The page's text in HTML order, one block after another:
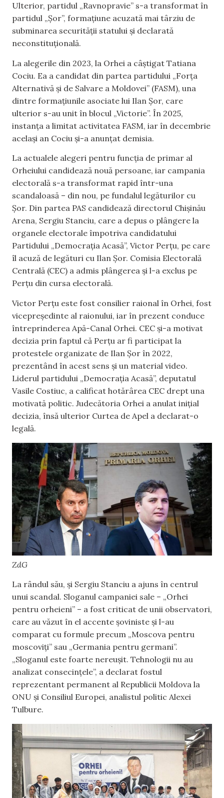
Ulterior, partidul „Ravnopravie” s-a transformat în
partidul „Șor”, formațiune acuzată mai târziu de
subminarea securității statului și declarată
neconstituțională.
La alegerile din 2023, la Orhei a câștigat Tatiana
Cociu. Ea a candidat din partea partidului „Forța
Alternativă și de Salvare a Moldovei” (FASM), una
dintre formațiunile asociate lui Ilan Șor, care
ulterior s-au unit în blocul „Victorie”. În 2025,
instanța a limitat activitatea FASM, iar în decembrie
același an Cociu și-a anunțat demisia.
La actualele alegeri pentru funcția de primar al
Orheiului candidează nouă persoane, iar campania
electorală s-a transformat rapid într-una
scandaloasă – din nou, pe fundalul legăturilor cu
Șor. Din partea PAS candidează directorul Chișinău
Arena, Sergiu Stanciu, care a depus o plângere la
organele electorale împotriva candidatului
Partidului „Democrația Acasă”, Victor Perțu, pe care
îl acuză de legături cu Ilan Șor. Comisia Electorală
Centrală (CEC) a admis plângerea și l-a exclus pe
Perțu din cursa electorală.
Victor Perțu este fost consilier raional în Orhei, fost
vicepreședinte al raionului, iar în prezent conduce
întreprinderea Apă-Canal Orhei. CEC și-a motivat
decizia prin faptul că Perțu ar fi participat la
protestele organizate de Ilan Șor în 2022,
prezentând în acest sens și un material video.
Liderul partidului „Democrația Acasă”, deputatul
Vasile Costiuc, a calificat hotărârea CEC drept una
motivată politic. Judecătoria Orhei a anulat inițial
decizia, însă ulterior Curtea de Apel a declarat-o
legală.
ZdG
La rândul său, și Sergiu Stanciu a ajuns în centrul
unui scandal. Sloganul campaniei sale – „Orhei
pentru orheieni” – a fost criticat de unii observatori,
care au văzut în el accente șoviniste și l-au
comparat cu formule precum „Moscova pentru
moscoviți” sau „Germania pentru germani”.
„Sloganul este foarte nereușit. Tehnologii nu au
analizat consecințele”, a declarat fostul
reprezentant permanent al Republicii Moldova la
ONU și Consiliul Europei, analistul politic Alexei
Tulbure.